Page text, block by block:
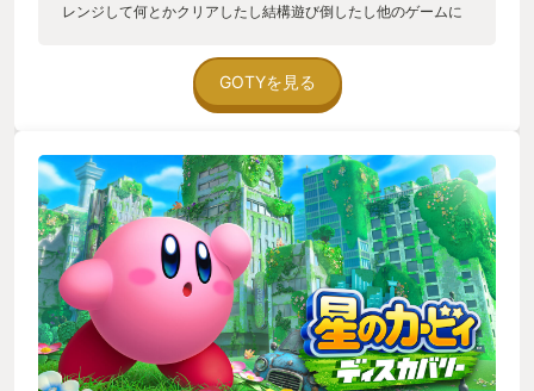
レンジして何とかクリアしたし結構遊び倒したし他のゲームに
技投稿検証で知った裏ワザを教えてくれた。最近のゲームはア
ップデートとかでゲームバランス崩壊しちゃうからアホな要素
でもすぐ修正しちゃうんでしょ?とか思ってたので修正されずに
グというものでネットでは有名らしい。技を使うことで攻略が
楽になったり、普段いけない場所にいけたりできるようにな
る。あそこで使うとどーなるだろう?とかワクワクしたり検証で
きてゲームをより楽しむことができるようなバグ技は個人的に
大変有難いなぁと思いました。バグ技のやり方に少しコツが必
要で子どもと出せた!出せない!とかわちゃわちゃやってる時間も
楽しかった。泣かれたりもしたでござるが色々試してエンジョ
イできたのでOKです。 ディスカバリーは主題歌もあって謎言語
の歌を子どもも気に入ってよく歌っててヨシ。 知ってると知ら
ないとじゃ作品の評価変わる要素ってあるよなー。自分は遊ん
GOTYを見る